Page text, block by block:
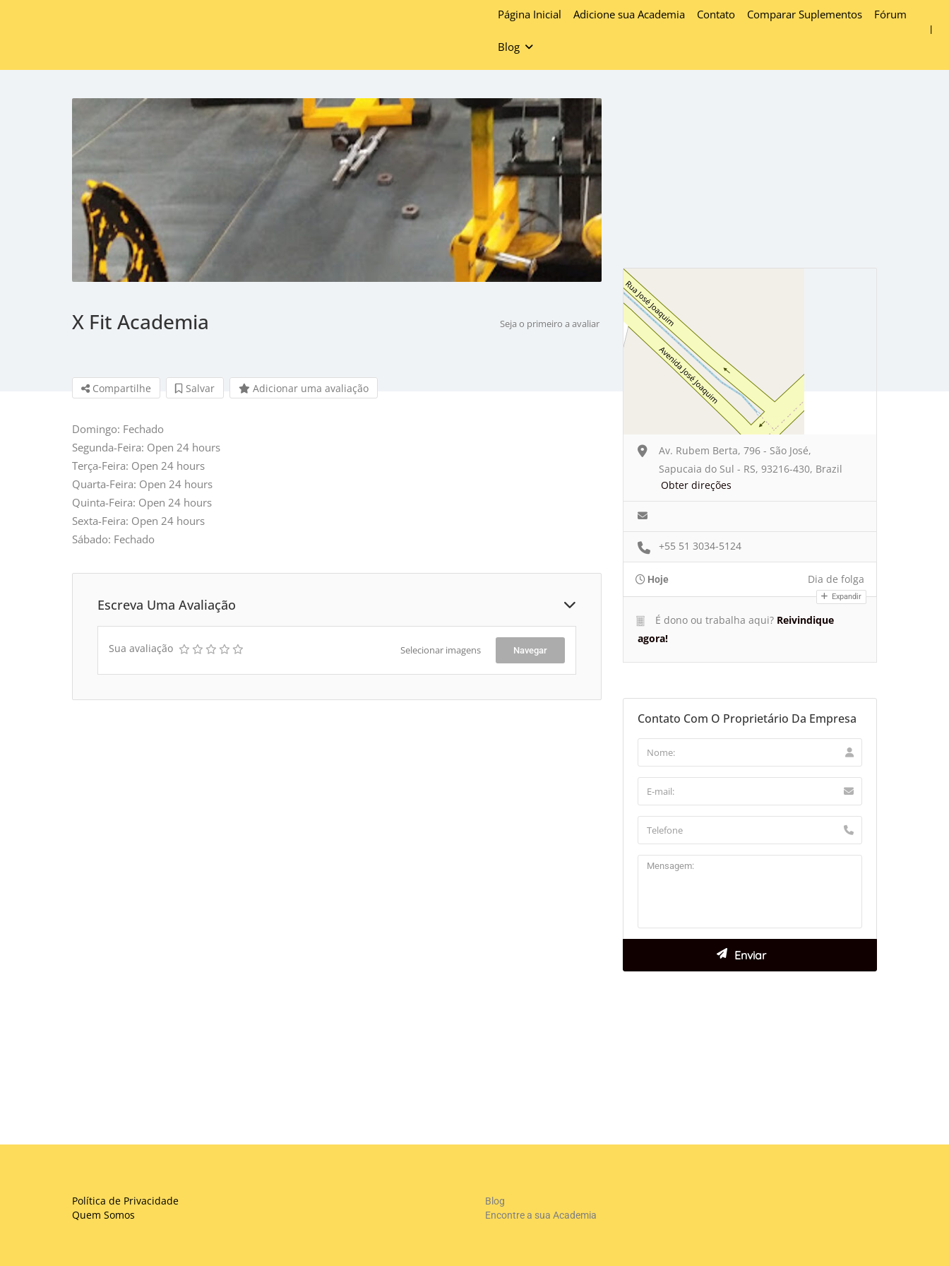
Página Inicial Adicione sua Academia Contato Comparar Suplementos Fórum
Blog
X Fit Academia Seja o primeiro a avaliar
Compartilhe Salvar Adicionar uma avaliação
Domingo: Fechado
Segunda-Feira: Open 24 hours
Terça-Feira: Open 24 hours
Quarta-Feira: Open 24 hours
Quinta-Feira: Open 24 hours
Sexta-Feira: Open 24 hours
Sábado: Fechado
Escreva Uma Avaliação
Sua avaliação Selecionar imagens Navegar
Av. Rubem Berta, 796 - São José,
Sapucaia do Sul - RS, 93216-430, Brazil
Obter direções
+55 51 3034-5124
Hoje Dia de folga
Expandir
É dono ou trabalha aqui? Reivindique
agora!
Contato Com O Proprietário Da Empresa
Política de Privacidade
Quem Somos
Blog
Encontre a sua Academia